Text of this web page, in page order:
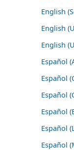
English
English
English
Español
Español
Español
Español
Español
Español